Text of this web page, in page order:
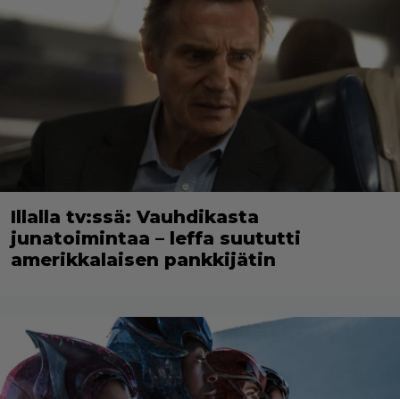
Illalla tv:ssä: Vauhdikasta
junatoimintaa – leffa suututti
amerikkalaisen pankkijätin